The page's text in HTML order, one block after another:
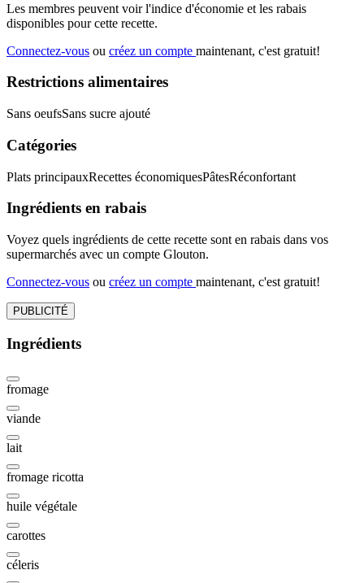
Les membres peuvent voir l'indice d'économie et les rabais
disponibles pour cette recette.
Connectez-vous ou créez un compte maintenant, c'est gratuit!
Restrictions alimentaires
Sans oeufsSans sucre ajouté
Catégories
Plats principauxRecettes économiquesPâtesRéconfortant
Ingrédients en rabais
Voyez quels ingrédients de cette recette sont en rabais dans vos
supermarchés avec un compte Glouton.
Connectez-vous ou créez un compte maintenant, c'est gratuit!
PUBLICITÉ
Ingrédients
fromage
viande
lait
fromage ricotta
huile végétale
carottes
céleris